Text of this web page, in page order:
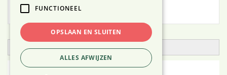
Open zoekfilter
FUNCTIONEEL
OPSLAAN EN SLUITEN
ALLES AFWIJZEN